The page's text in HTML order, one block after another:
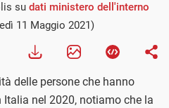
su dati ministero dell'interno
11 Maggio 2021)
delle persone che hanno
nel 2020, notiamo che la